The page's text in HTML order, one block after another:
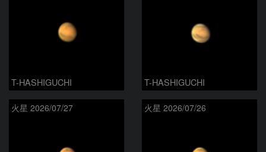
T-HASHIGUCHI T-HASHIGUCHI
火星 2026/07/27 火星 2026/07/26